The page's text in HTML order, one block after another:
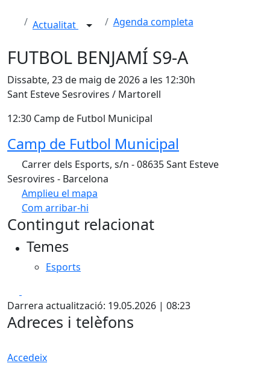
Actualitat Agenda completa
FUTBOL BENJAMÍ S9-A
Dissabte, 23 de maig de 2026 a les 12:30h
Sant Esteve Sesrovires / Martorell
12:30 Camp de Futbol Municipal
Camp de Futbol Municipal
Carrer dels Esports, s/n - 08635 Sant Esteve
Sesrovires - Barcelona
Amplieu el mapa
Com arribar-hi
+
Contingut relacionat
Temes
Esports
Darrera actualització: 19.05.2026 | 08:23
Adreces i telèfons
Accedeix